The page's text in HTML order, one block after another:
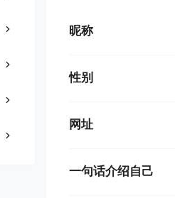
昵称
性别
网址
一句话介绍自己